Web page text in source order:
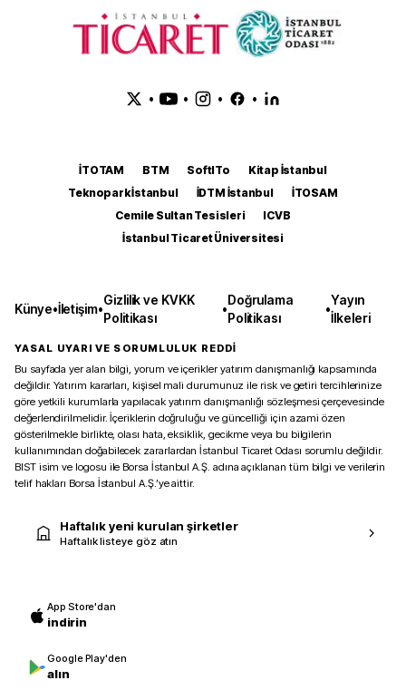
• • • •
İTOTAM BTM SoftITo
Kitap İstanbul
Teknopark İstanbul
İDTM İstanbul
İTOSAM
Cemile Sultan Tesisleri
ICVB
İstanbul Ticaret Üniversitesi
Künye•İletişim•
Gizlilik ve KVKK
Politikası
•
Doğrulama
Politikası
•
Yayın
İlkeleri
YASAL UYARI VE SORUMLULUK REDDİ
Bu sayfada yer alan bilgi, yorum ve içerikler yatırım danışmanlığı kapsamında
değildir. Yatırım kararları, kişisel mali durumunuz ile risk ve getiri tercihlerinize
göre yetkili kurumlarla yapılacak yatırım danışmanlığı sözleşmesi çerçevesinde
değerlendirilmelidir. İçeriklerin doğruluğu ve güncelliği için azami özen
gösterilmekle birlikte, olası hata, eksiklik, gecikme veya bu bilgilerin
kullanımından doğabilecek zararlardan İstanbul Ticaret Odası sorumlu değildir.
BIST isim ve logosu ile Borsa İstanbul A.Ş. adına açıklanan tüm bilgi ve verilerin
telif hakları Borsa İstanbul A.Ş.’ye aittir.
Haftalık yeni kurulan şirketler
Haftalık listeye göz atın
App Store'dan
indirin
Google Play'den
alın